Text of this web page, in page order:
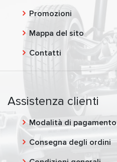
Promozioni
Mappa del sito
Contatti
Assistenza clienti
Modalità di pagamento
Consegna degli ordini